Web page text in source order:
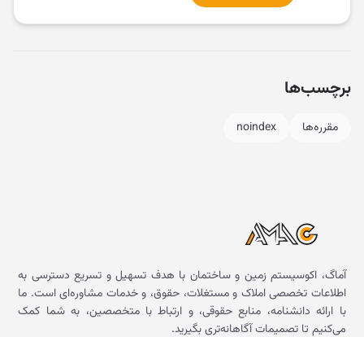
برچسب‌ها
مقرره‌ها noindex
آماگ، اکوسیستم زمین و ساختمان با هدف تسهیل و تسریع دسترسی به
اطلاعات تخصصی املاک و مستغلات، حقوق، و خدمات مشاوره‌ای است. ما
با ارائه دانشنامه، منابع حقوقی، و ارتباط با متخصصین، به شما کمک
می‌کنیم تا تصمیمات آگاهانه‌تری بگیرید.